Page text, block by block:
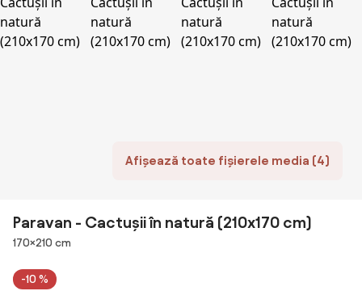
Afișează toate fișierele media (4)
Paravan - Cactușii în natură (210x170 cm)
Dimensiuni
170×210 cm
-10 %